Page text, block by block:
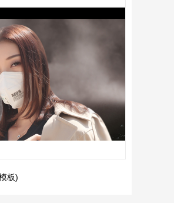
板)